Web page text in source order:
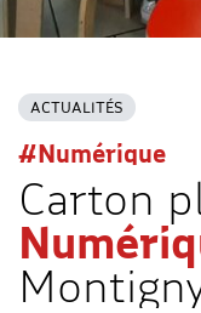
ACTUALITÉS
#Numérique
Carton